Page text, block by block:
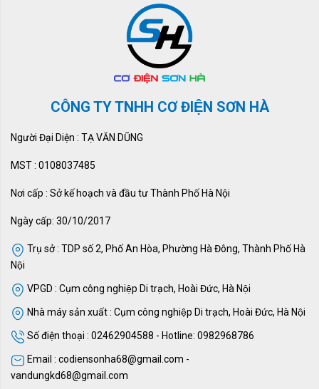
CÔNG TY TNHH CƠ ĐIỆN SƠN HÀ
Người Đại Diện : TẠ VĂN DŨNG
MST : 0108037485
Nơi cấp : Sở kế hoạch và đầu tư Thành Phố Hà Nội
Ngày cấp: 30/10/2017
Trụ sở : TDP số 2, Phố An Hòa, Phường Hà Đông, Thành Phố Hà
Nội
VPGD : Cụm công nghiệp Di trạch, Hoài Đức, Hà Nội
Nhà máy sản xuất : Cụm công nghiệp Di trạch, Hoài Đức, Hà Nội
Số điện thoại : 02462904588 - Hotline: 0982968786
Email : codiensonha68@gmail.com -
vandungkd68@gmail.com